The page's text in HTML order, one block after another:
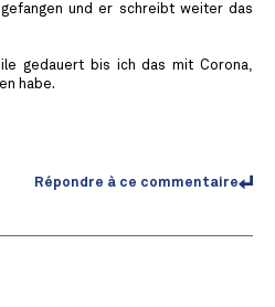
und er schreibt weiter das
gedauert bis ich das mit Corona,
habe.
Répondre à ce commentaire